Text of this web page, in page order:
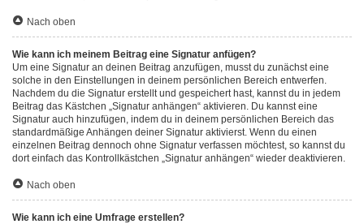
Nach oben
Wie kann ich meinem Beitrag eine Signatur anfügen?
Um eine Signatur an deinen Beitrag anzufügen, musst du zunächst eine
solche in den Einstellungen in deinem persönlichen Bereich entwerfen.
Nachdem du die Signatur erstellt und gespeichert hast, kannst du in jedem
Beitrag das Kästchen „Signatur anhängen“ aktivieren. Du kannst eine
Signatur auch hinzufügen, indem du in deinem persönlichen Bereich das
standardmäßige Anhängen deiner Signatur aktivierst. Wenn du einen
einzelnen Beitrag dennoch ohne Signatur verfassen möchtest, so kannst du
dort einfach das Kontrollkästchen „Signatur anhängen“ wieder deaktivieren.
Nach oben
Wie kann ich eine Umfrage erstellen?